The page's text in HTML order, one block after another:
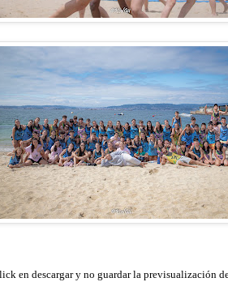
en descargar y no guardar la previsualización